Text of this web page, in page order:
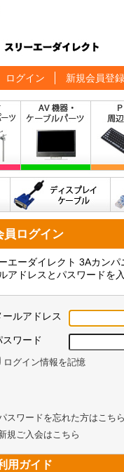
ログイン 新規会員登録
員ログイン
エーダイレクト 3Aカン
アドレスとパスワードを
ールアドレス
スワード
ログイン情報を記憶
スワードを忘れた方はこち
規ご入会はこちら
用ガイド